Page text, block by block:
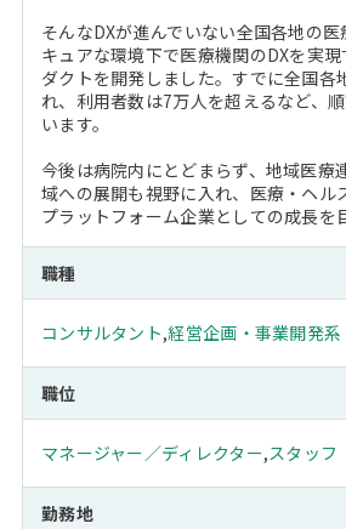
そんなDXが進んでいない全国各地の
キュアな環境下で医療機関のDXを実
ダクトを開発しました。すでに全国各
れ、利用者数は7万人を超えるなど、
います。
今後は病院内にとどまらず、地域医療
域への展開も視野に入れ、医療・ヘル
プラットフォーム企業としての成長を
職種
コンサルタント,経営企画・事業開発系
職位
マネージャー／ディレクター,スタッフ
勤務地